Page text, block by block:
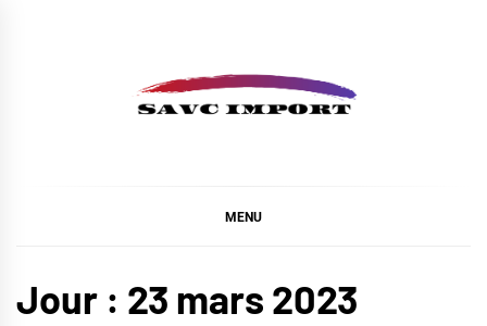
MENU
Jour : 23 mars 2023